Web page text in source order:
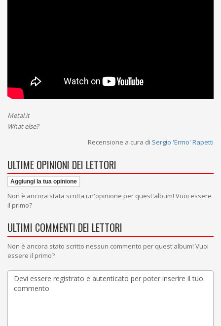
Metal.it
What else?
Recensione a cura di Sergio 'Ermo' Rapetti
ULTIME OPINIONI DEI LETTORI
Aggiungi la tua opinione
Non è ancora stata scritta un'opinione per quest'album! Vuoi essere
il primo?
ULTIMI COMMENTI DEI LETTORI
Non è ancora stato scritto nessun commento per quest'album! Vuoi
essere il primo?